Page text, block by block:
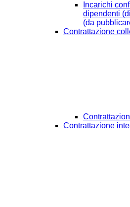
Incarichi
dipendenti
(da
Contrattazione
Contrattazione